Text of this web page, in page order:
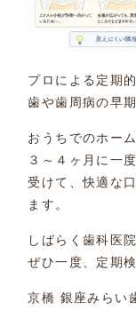
プロによる定期
歯や歯周病の早
おうちでのホー
３～４ヶ月に一
受けて、快適な
ます。
しばらく歯科医
ぜひ一度、定期
京橋 銀座みら